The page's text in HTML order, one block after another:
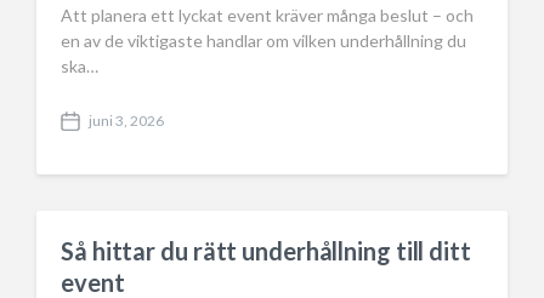
Att planera ett lyckat event kräver många beslut – och
en av de viktigaste handlar om vilken underhållning du
ska…
P
s
a
t
e
juni 3, 2026
Så hittar du rätt underhållning till ditt
event